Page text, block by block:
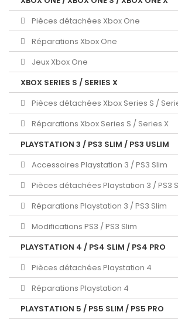
Pièces détachées Xbox One
Réparations Xbox One
Jeux Xbox One
XBOX SERIES S / SERIES X
Pièces détachées Xbox Series S /
Réparations Xbox Series S / Series X
PLAYSTATION 3 / PS3 SLIM / PS3 USLIM
Accessoires Playstation 3 / PS3 Slim
Pièces détachées Playstation 3 / PS3
Réparations Playstation 3 / PS3 Slim
Modifications PS3 / PS3 Slim
PLAYSTATION 4 / PS4 SLIM / PS4 PRO
Pièces détachées Playstation 4
Réparations Playstation 4
PLAYSTATION 5 / PS5 SLIM / PS5 PRO